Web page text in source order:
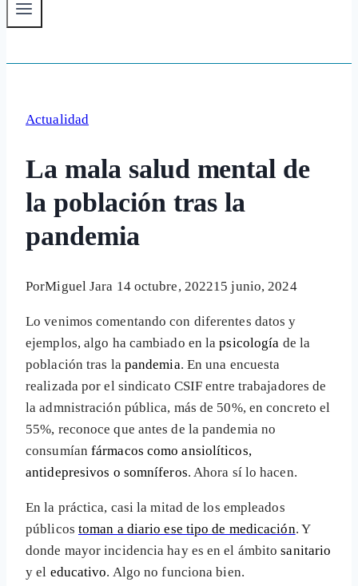
Actualidad
La mala salud mental de
la población tras la
pandemia
PorMiguel Jara 14 octubre, 202215 junio, 2024
Lo venimos comentando con diferentes datos y
ejemplos, algo ha cambiado en lapsicología de la
población tras la pandemia. En una encuesta
realizada por el sindicato CSIF entre trabajadores de
la admnistración pública, más de 50%, en concreto el
55%, reconoce que antes de la pandemia no
consumíanfármacos como ansiolíticos,
antidepresivos o somníferos. Ahora sí lo hacen.
En la práctica, casi la mitad de los empleados
públicos toman a diario ese tipo de medicación. Y
donde mayor incidencia hay es en el ámbitosanitario
y el educativo. Algo no funciona bien.